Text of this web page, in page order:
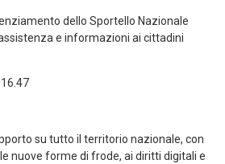
dello Sportello Nazionale
e informazioni ai cittadini
su tutto il territorio nazionale, con
nuove forme di frode, ai diritti digitali e